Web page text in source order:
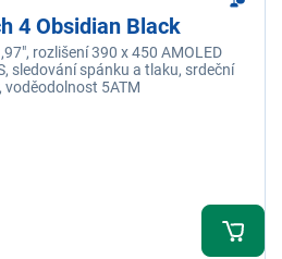
4 Obsidian Black
rozlišení 390 x 450 AMOLED
sledování spánku a tlaku, srdeční
5ATM